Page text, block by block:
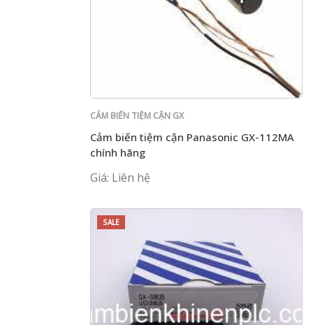
CẢM BIẾN TIỆM CẬN GX
Cảm biến tiệm cận Panasonic GX-112MA
chính hãng
Giá: Liên hệ
SALE